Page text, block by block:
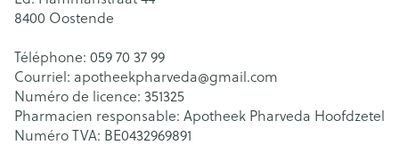
8400 Oostende
Téléphone: 059 70 37 99
Courriel: apotheekpharveda@gmail.com
Numéro de licence: 351325
Pharmacien responsable: Apotheek Pharveda Hoofdzetel
Numéro TVA: BE0432969891